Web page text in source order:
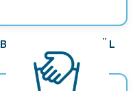
BESCHLAGNAHMENÖL